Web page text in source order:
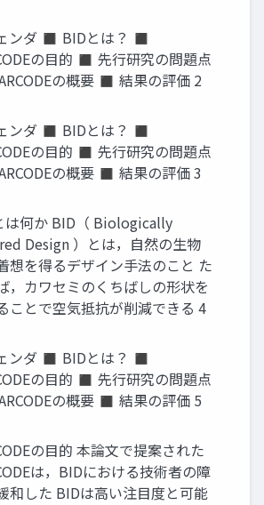
ンダ ◼ BIDとは？ ◼
の目的 ◼ 先行研究の問題点
の概要 ◼ 結果の評価 2
ンダ ◼ BIDとは？ ◼
の目的 ◼ 先行研究の問題点
の概要 ◼ 結果の評価 3
は何か BID（ Biologically
Design ）とは，自然の生物
想を得るデザイン手法のこと た
，カワセミのくちばしの形状を
ことで空気抵抗が削減できる 4
ンダ ◼ BIDとは？ ◼
の目的 ◼ 先行研究の問題点
の概要 ◼ 結果の評価 5
の目的 本論文で提案された
は，BIDにおける技術者の障
和した BIDは高い注目度と可能